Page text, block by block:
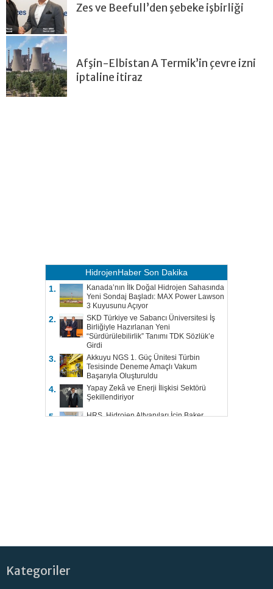
Zes ve Beefull’den şebeke işbirliği
Afşin-Elbistan A Termik’in çevre izni
iptaline itiraz
HidrojenHaber Son Dakika
1.
Kanada’nın İlk Doğal Hidrojen Sahasında
Yeni Sondaj Başladı: MAX Power Lawson
3 Kuyusunu Açıyor
2.
SKD Türkiye ve Sabancı Üniversitesi İş
Birliğiyle Hazırlanan Yeni
“Sürdürülebilirlik” Tanımı TDK Sözlük’e
Girdi
3.
Akkuyu NGS 1. Güç Ünitesi Türbin
Tesisinde Deneme Amaçlı Vakum
Başarıyla Oluşturuldu
4.
Yapay Zekâ ve Enerji İlişkisi Sektörü
Şekillendiriyor
5.
HRS, Hidrojen Altyapıları İçin Baker
Kategoriler